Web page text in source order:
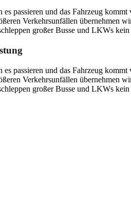
passieren und das Fahrzeug
Verkehrsunfällen übernehmen
großer Busse und LKWs
passieren und das Fahrzeug
Verkehrsunfällen übernehmen
großer Busse und LKWs